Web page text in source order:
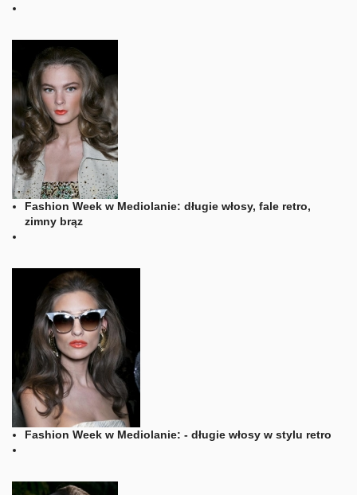
Fashion Week w Mediolanie: długie włosy, fale retro,
zimny brąz
Fashion Week w Mediolanie: - długie włosy w stylu retro